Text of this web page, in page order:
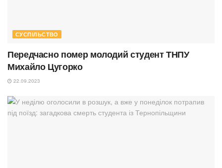
СУСПІЛЬСТВО
Передчасно помер молодий студент ТНПУ
Михайло Цугорко
22.09.2023